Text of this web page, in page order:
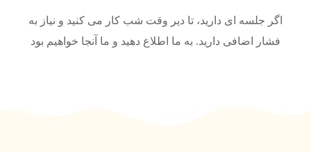
اگر جلسه ای دارید، تا دیر وقت شب کار می کنید و نیاز به
فشار اضافی دارید. به ما اطلاع دهید و ما آنجا خواهیم بود